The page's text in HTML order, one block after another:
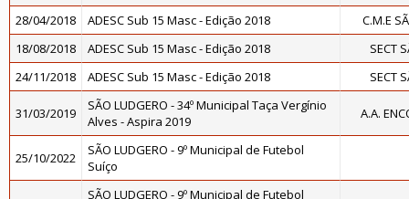
28/04/2018
ADESC Sub 15 Masc - Edição 2018
C.M.E
18/08/2018
ADESC Sub 15 Masc - Edição 2018
SECT
24/11/2018
ADESC Sub 15 Masc - Edição 2018 SECT
31/03/2019
SÃO LUDGERO - 34º Municipal Taça Vergínio
Alves - Aspira 2019
A.A.
25/10/2022
SÃO LUDGERO - 9º Municipal de Futebol
Suíço
SÃO LUDGERO - 9º Municipal de Futebol